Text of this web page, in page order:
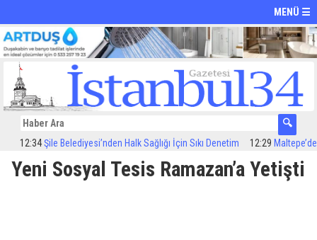
MENÜ ☰
12:34 Şile Belediyesi’nden Halk Sağlığı İçin Sıkı Denetim 12:29 Maltepe’de
Yeni Sosyal Tesis Ramazan’a Yetişti